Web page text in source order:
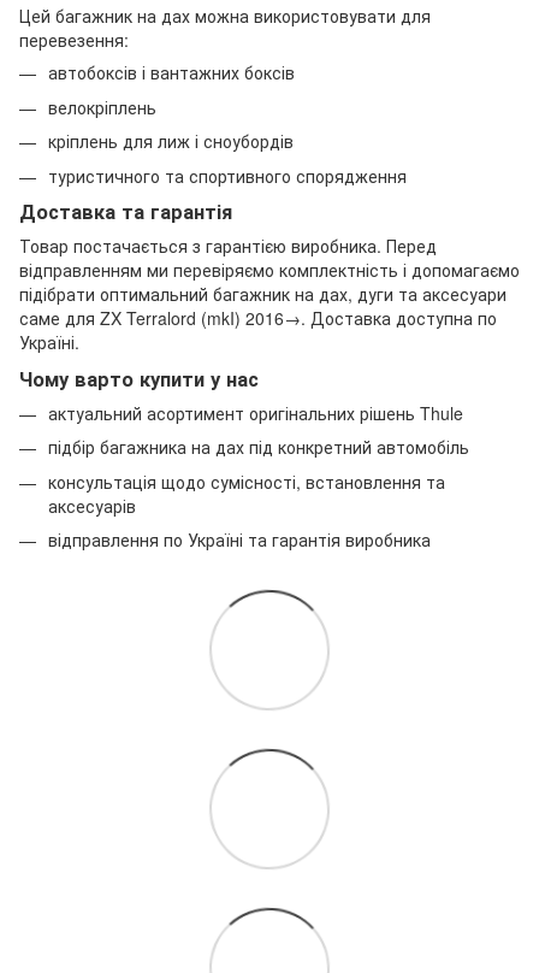
Цей багажник на дах можна використовувати для
перевезення:
автобоксів і вантажних боксів
велокріплень
кріплень для лиж і сноубордів
туристичного та спортивного спорядження
Доставка та гарантія
Товар постачається з гарантією виробника. Перед
відправленням ми перевіряємо комплектність і допомагаємо
підібрати оптимальний багажник на дах, дуги та аксесуари
саме для ZX Terralord (mkI) 2016→. Доставка доступна по
Україні.
Чому варто купити у нас
актуальний асортимент оригінальних рішень Thule
підбір багажника на дах під конкретний автомобіль
консультація щодо сумісності, встановлення та
аксесуарів
відправлення по Україні та гарантія виробника